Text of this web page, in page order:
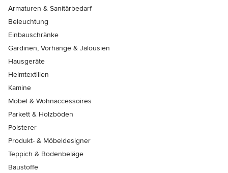
Armaturen & Sanitärbedarf
Beleuchtung
Einbauschränke
Gardinen, Vorhänge & Jalousien
Hausgeräte
Heimtextilien
Kamine
Möbel & Wohnaccessoires
Parkett & Holzböden
Polsterer
Produkt- & Möbeldesigner
Teppich & Bodenbeläge
Baustoffe